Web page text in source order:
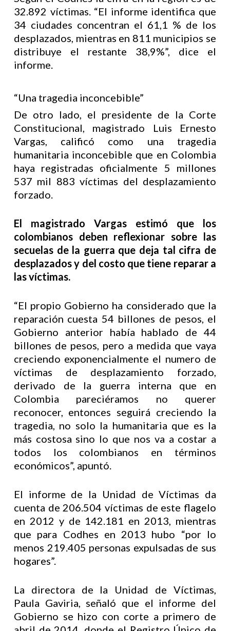
32.892 víctimas. “El informe identifica que
34 ciudades concentran el 61,1 % de los
desplazados, mientras en 811 municipios se
distribuye el restante 38,9%”, dice el
informe.
“Una tragedia inconcebible”
De otro lado, el presidente de la Corte
Constitucional, magistrado Luis Ernesto
Vargas, calificó como una tragedia
humanitaria inconcebible que en Colombia
haya registradas oficialmente 5 millones
537 mil 883 víctimas del desplazamiento
forzado.
El magistrado Vargas estimó que los
colombianos deben reflexionar sobre las
secuelas de la guerra que deja tal cifra de
desplazados y del costo que tiene reparar a
las víctimas.
“El propio Gobierno ha considerado que la
reparación cuesta 54 billones de pesos, el
Gobierno anterior había hablado de 44
billones de pesos, pero a medida que vaya
creciendo exponencialmente el numero de
víctimas de desplazamiento forzado,
derivado de la guerra interna que en
Colombia pareciéramos no querer
reconocer, entonces seguirá creciendo la
tragedia, no solo la humanitaria que es la
más costosa sino lo que nos va a costar a
todos los colombianos en términos
económicos”, apuntó.
El informe de la Unidad de Víctimas da
cuenta de 206.504 víctimas de este flagelo
en 2012 y de 142.181 en 2013, mientras
que para Codhes en 2013 hubo “por lo
menos 219.405 personas expulsadas de sus
hogares”.
La directora de la Unidad de Víctimas,
Paula Gaviria, señaló que el informe del
Gobierno se hizo con corte a primero de